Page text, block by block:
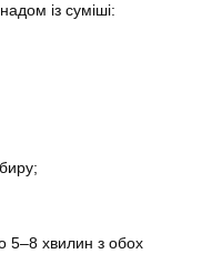
із суміші:
5–8 хвилин з обох